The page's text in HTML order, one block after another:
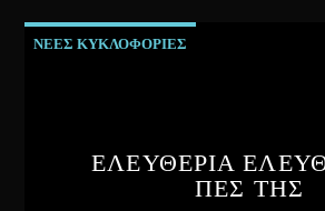
ΝΕΕΣ ΚΥΚΛΟΦΟΡΙΕΣ
ΕΛΕΥΘΕΡΙΑ
ΠΕΣ ΤΗΣ